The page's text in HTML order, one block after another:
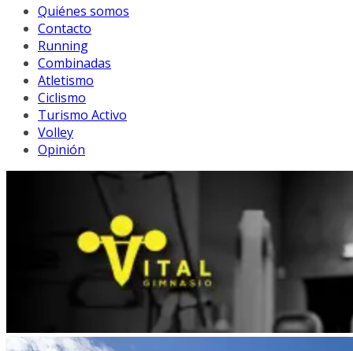
Quiénes somos
Contacto
Running
Combinadas
Atletismo
Ciclismo
Turismo Activo
Volley
Opinión